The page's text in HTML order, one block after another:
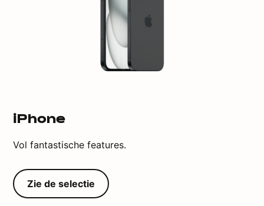
iPhone
Vol fantastische features.
Zie de selectie